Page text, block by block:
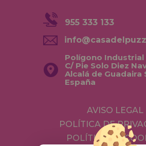
955 333 133
Polígono Industrial
C/ Pie Solo Diez
Alcalá de Guadaira
España
AVISO LEGAL
POLÍTICA DE
POLÍTICA DE